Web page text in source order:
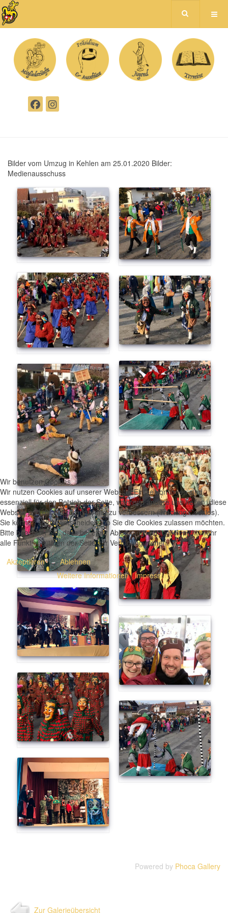
Bilder vom Umzug in Kehlen am 25.01.2020 Bilder:
Medienausschuss
Powered by Phoca Gallery
Zur Galerieübersicht
Wir benutzen Cookies
Wir nutzen Cookies auf unserer Website. Einige von ihnen sind
essenziell für den Betrieb der Seite, während andere uns helfen, diese
Website und die Nutzererfahrung zu verbessern (Tracking Cookies).
Sie können selbst entscheiden, ob Sie die Cookies zulassen möchten.
Bitte beachten Sie, dass bei einer Ablehnung womöglich nicht mehr
alle Funktionalitäten der Seite zur Verfügung stehen.
Akzeptieren
Ablehnen
Weitere Informationen|Impressum